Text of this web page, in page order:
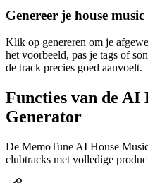
Genereer je house music
Klik op genereren om je
het voorbeeld, pas je tags of
de track precies goed aanvoelt.
Functies van de AI
Generator
De MemoTune AI House
clubtracks met volledige